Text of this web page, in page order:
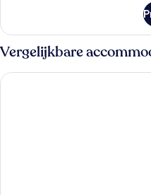
(Walk-
In
Shower)
laden
kamer,
kingsize
toegankelijk
Vergelijkbare
Holiday Inn Express